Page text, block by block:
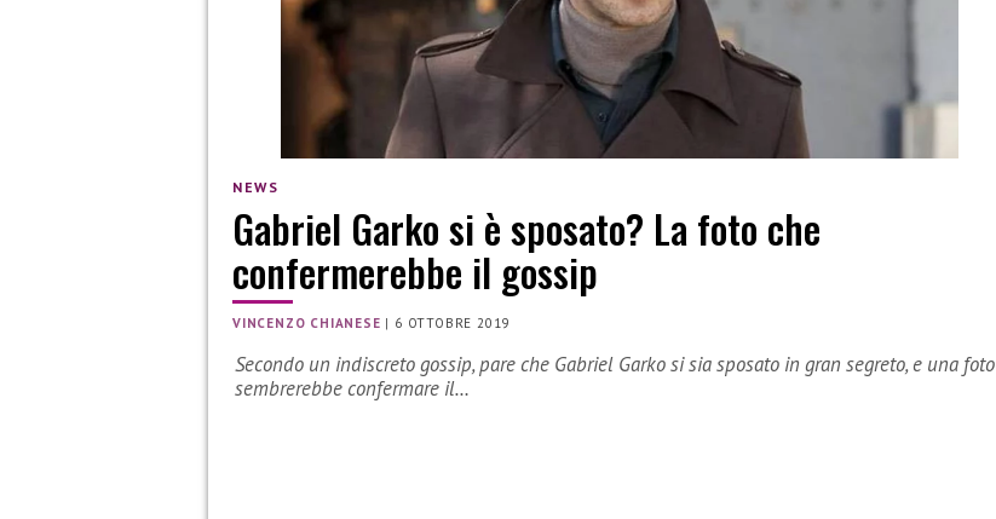
NEWS
Gabriel Garko si è sposato? La foto che
confermerebbe il gossip
VINCENZO CHIANESE | 6 OTTOBRE 2019
Secondo un indiscreto gossip, pare che Gabriel Garko si sia sposato in gran segreto, e una foto
sembrerebbe confermare il…